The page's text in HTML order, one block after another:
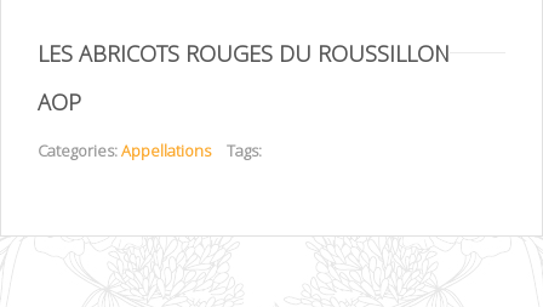
LES ABRICOTS ROUGES DU ROUSSILLON
AOP
Categories:Appellations Tags: